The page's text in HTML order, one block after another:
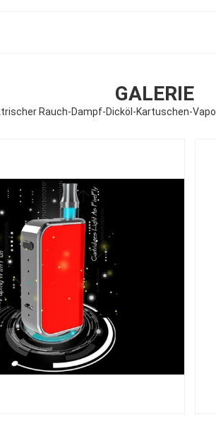
GALERIE
Rauch-Dampf-Dicköl-Kartuschen-